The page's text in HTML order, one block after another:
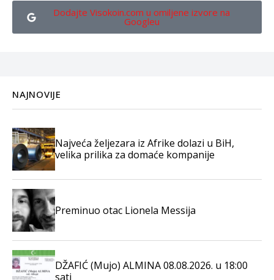
Dodajte Visokoin.com u omiljene izvore na
Googleu
NAJNOVIJE
Najveća željezara iz Afrike dolazi u BiH,
velika prilika za domaće kompanije
Preminuo otac Lionela Messija
DŽAFIĆ (Mujo) ALMINA 08.08.2026. u 18:00
sati